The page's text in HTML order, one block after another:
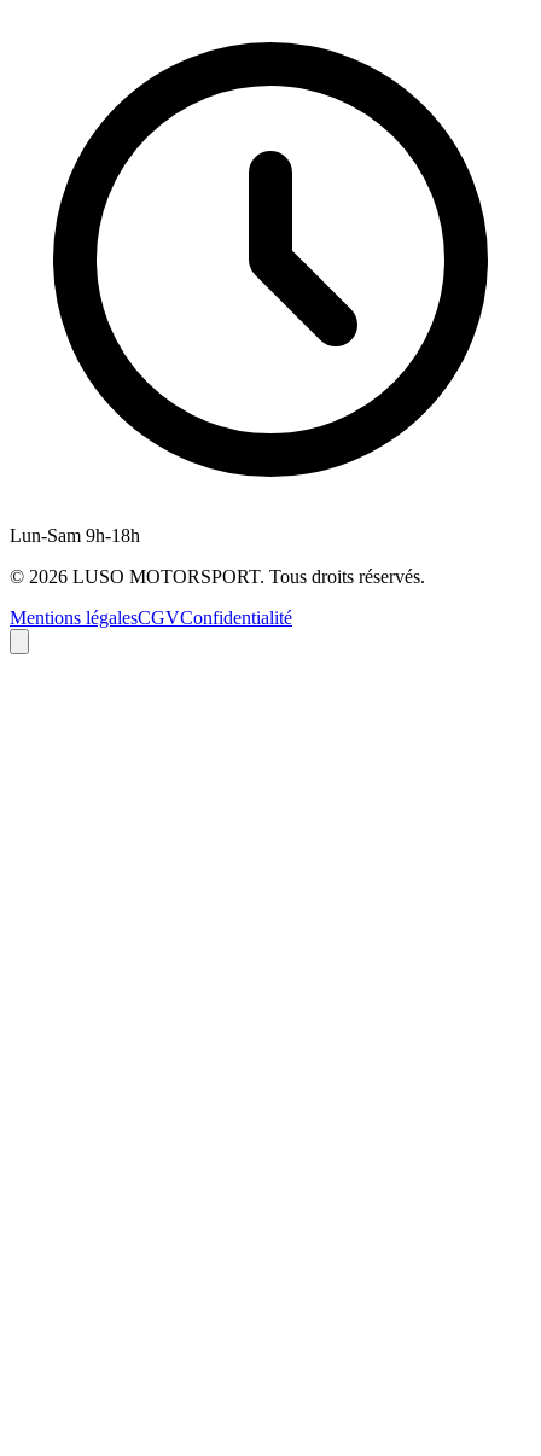
Lun-Sam 9h-18h
© 2026 LUSO MOTORSPORT. Tous droits réservés.
Mentions légalesCGVConfidentialité